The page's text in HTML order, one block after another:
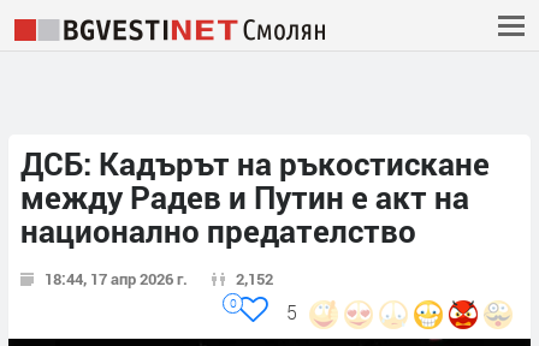
ДСБ: Кадърът на ръкостискане
между Радев и Путин е акт на
национално предателство
18:44, 17 апр 2026 г. 2,152
5
0